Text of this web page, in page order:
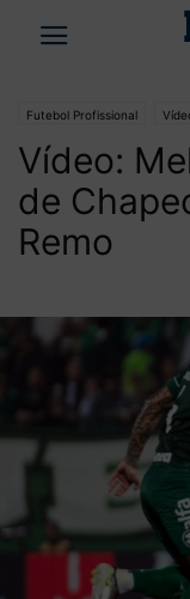
Futebol Profissional
Vídeo:
de
Remo